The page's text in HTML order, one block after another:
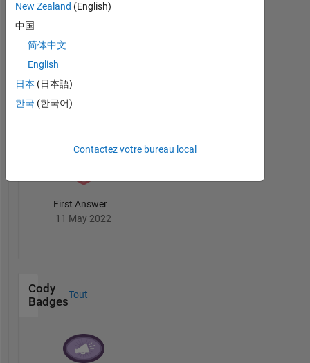
Answers
Badges
Tout
First Answer
11 May 2022
Cody
Badges
Tout
New Zealand (English)
中国
简体中文
English
日本 (日本語)
한국 (한국어)
Contactez votre bureau local